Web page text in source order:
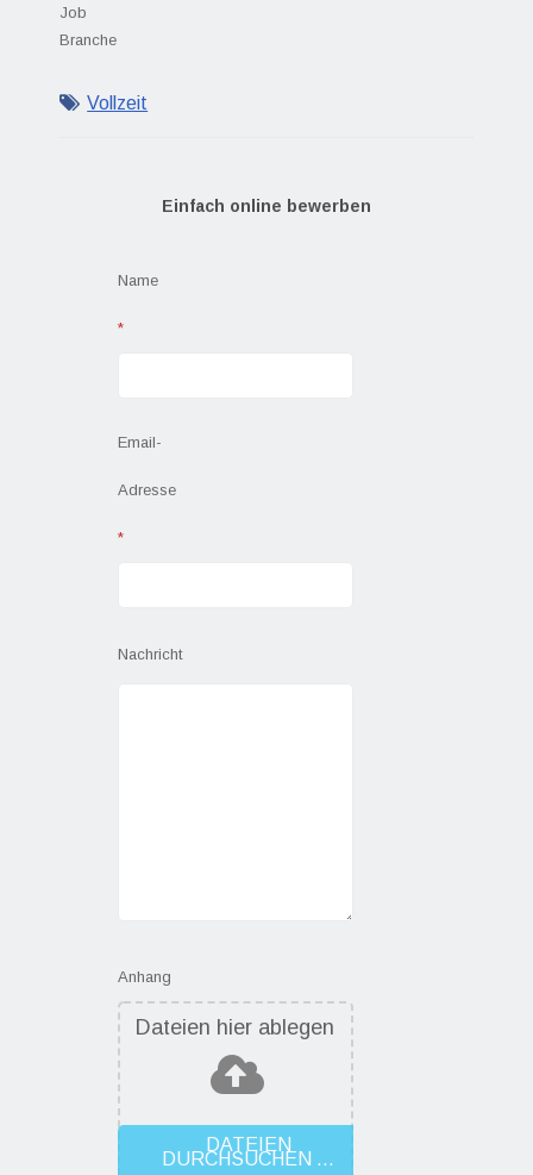
Job
Branche
Vollzeit
Einfach online bewerben
Name
*
Email-
Adresse
*
Nachricht
Anhang
Dateien hier ablegen
DATEIEN
DURCHSUCHEN ...